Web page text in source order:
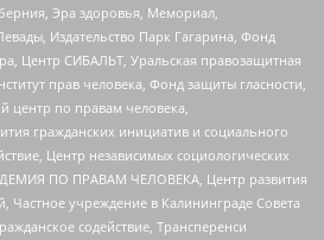
Эра здоровья, Мемориал,
Издательство Парк Гагарина, Фонд
Центр СИБАЛЬТ, Уральская правозащитная
прав человека, Фонд защиты гласности,
центр по правам человека,
гражданских инициатив и социального
Центр независимых социологических
ПО ПРАВАМ ЧЕЛОВЕКА, Центр развития
Частное учреждение в Калининграде Совета
содействие, Трансперенси